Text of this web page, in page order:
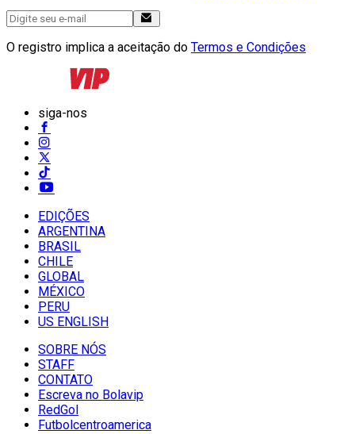
O registro implica a aceitação do Termos e Condições
siga-nos
EDIÇÕES
ARGENTINA
BRASIL
CHILE
GLOBAL
MÉXICO
PERU
US ENGLISH
SOBRE NÓS
STAFF
CONTATO
Escreva no Bolavip
RedGol
Futbolcentroamerica